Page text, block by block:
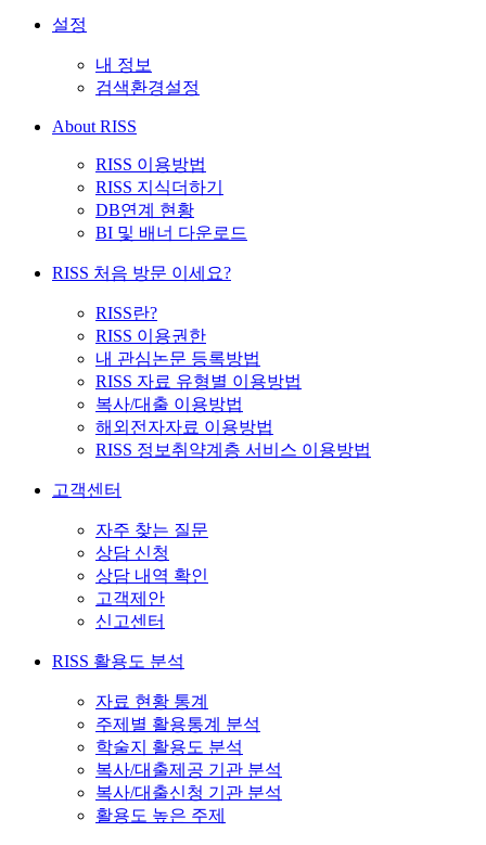
설정
내 정보
검색환경설정
About RISS
RISS 이용방법
RISS 지식더하기
DB연계 현황
BI 및 배너 다운로드
RISS 처음 방문 이세요?
RISS란?
RISS 이용권한
내 관심논문 등록방법
RISS 자료 유형별 이용방법
복사/대출 이용방법
해외전자자료 이용방법
RISS 정보취약계층 서비스 이용방법
고객센터
자주 찾는 질문
상담 신청
상담 내역 확인
고객제안
신고센터
RISS 활용도 분석
자료 현황 통계
주제별 활용통계 분석
학술지 활용도 분석
복사/대출제공 기관 분석
복사/대출신청 기관 분석
활용도 높은 주제